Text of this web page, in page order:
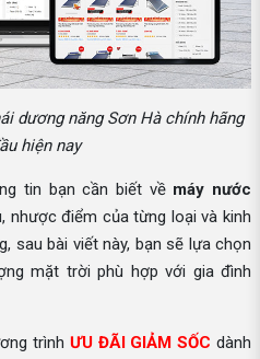
dương năng Sơn Hà chính hãng
hiện nay
tin bạn cần biết về máy nước
nhược điểm của từng loại và kinh
sau bài viết này, bạn sẽ lựa chọn
mặt trời phù hợp với gia đình
trình ƯU ĐÃI GIẢM SỐC dành